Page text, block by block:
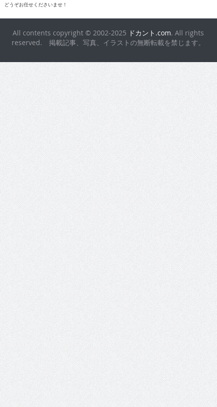
どうぞお任せくださいませ！
All contents copyright © 2002-2025 ドカント.com. All rights
reserved. 掲載記事、写真、イラストの無断転載を禁じます。